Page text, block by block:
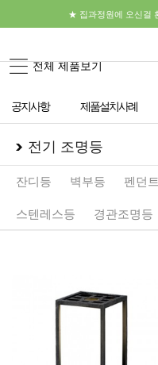
★ 집과정원에 오신걸
전체 제품보기
공지사항 제품설치사례
전기 조명등
잔디등 벽부등 펜던트
스텐레스등 경관조명등